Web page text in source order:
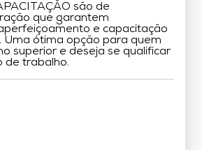
são de
que garantem
e capacitação
Uma ótima opção para quem
superior e deseja se qualificar
de trabalho.